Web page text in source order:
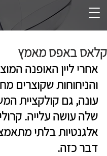
קלאס באפס מאמץ
אחרי ליין האופנה
והניחוחות שקוצרים
עונה, גם קולקציית
שלה עושה עלייה.
אלגנטיות בלתי
דבר כזה.